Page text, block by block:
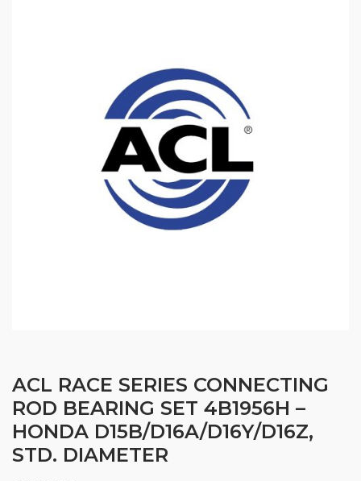
ACL RACE SERIES CONNECTING
ROD BEARING SET 4B1956H –
HONDA D15B/D16A/D16Y/D16Z,
STD. DIAMETER